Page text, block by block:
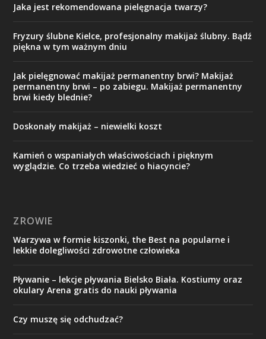
Jaka jest rekomendowana pielęgnacja twarzy?
Fryzury ślubne Kielce, profesjonalny makijaż ślubny. Bądź
piękna w tym ważnym dniu
Jak pielęgnować makijaż permanentny brwi? Makijaż
permanentny brwi – po zabiegu. Makijaż permanentny
brwi kiedy blednie?
Doskonały makijaż – niewielki koszt
Kamień o wspaniałych właściwościach i pięknym
wyglądzie. Co trzeba wiedzieć o hiacyncie?
ZROWIE
Warzywa w formie kiszonki, the Best na popularne i
lekkie dolegliwości zdrowotne człowieka
Pływanie – lekcje pływania Bielsko Biała. Kostiumy oraz
okulary Arena gratis do nauki pływania
Czy muszę się odchudzać?